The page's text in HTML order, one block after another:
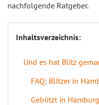
nachfolgende Ratgeber.
Inhaltsverzeichnis:
Und es hat Blitz
FAQ: Blitzer in
Geblitzt in